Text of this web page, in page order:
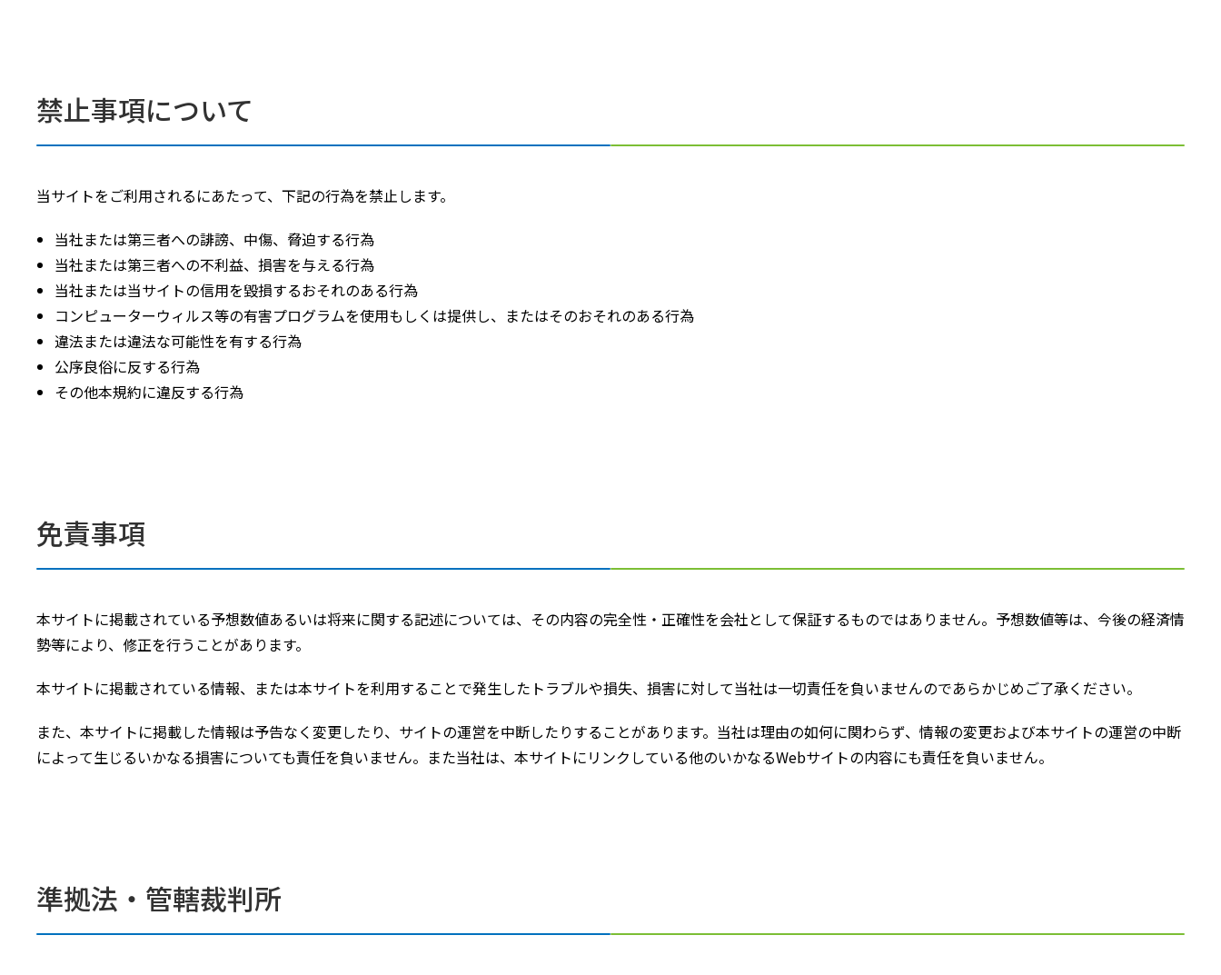
禁止事項について
当サイトをご利用されるにあたって、下記の行為を禁止します。
当社または第三者への誹謗、中傷、脅迫する行為
当社または第三者への不利益、損害を与える行為
当社または当サイトの信用を毀損するおそれのある行為
コンピューターウィルス等の有害プログラムを使用もしくは提供し、またはそのおそれのある行為
違法または違法な可能性を有する行為
公序良俗に反する行為
その他本規約に違反する行為
免責事項
本サイトに掲載されている予想数値あるいは将来に関する記述については、その内容の完全性・正確性を会社として保証するものではありません。予想数値等は、今後の経済情
勢等により、修正を行うことがあります。
本サイトに掲載されている情報、または本サイトを利用することで発生したトラブルや損失、損害に対して当社は一切責任を負いませんのであらかじめご了承ください。
また、本サイトに掲載した情報は予告なく変更したり、サイトの運営を中断したりすることがあります。当社は理由の如何に関わらず、情報の変更および本サイトの運営の中断
によって生じるいかなる損害についても責任を負いません。また当社は、本サイトにリンクしている他のいかなるWebサイトの内容にも責任を負いません。
準拠法・管轄裁判所